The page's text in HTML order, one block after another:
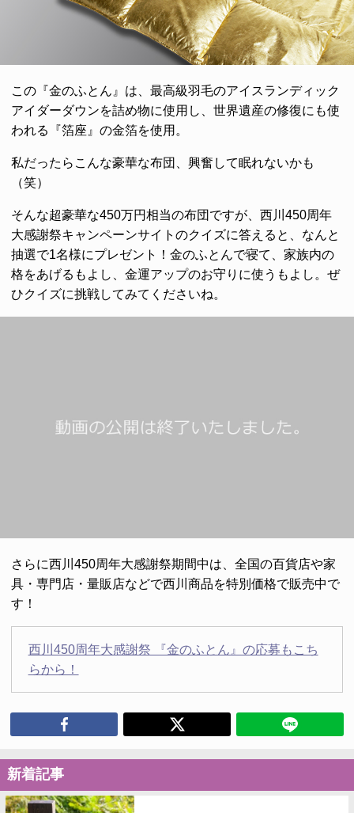
この『金のふとん』は、最高級羽毛のアイスランディック
アイダーダウンを詰め物に使用し、世界遺産の修復にも使
われる『箔座』の金箔を使用。
私だったらこんな豪華な布団、興奮して眠れないかも
（笑）
そんな超豪華な450万円相当の布団ですが、西川450周年
大感謝祭キャンペーンサイトのクイズに答えると、なんと
抽選で1名様にプレゼント！金のふとんで寝て、家族内の
格をあげるもよし、金運アップのお守りに使うもよし。ぜ
ひクイズに挑戦してみてくださいね。
さらに西川450周年大感謝祭期間中は、全国の百貨店や家
具・専門店・量販店などで西川商品を特別価格で販売中で
す！
西川450周年大感謝祭 『金のふとん』の応募もこち
らから！
新着記事